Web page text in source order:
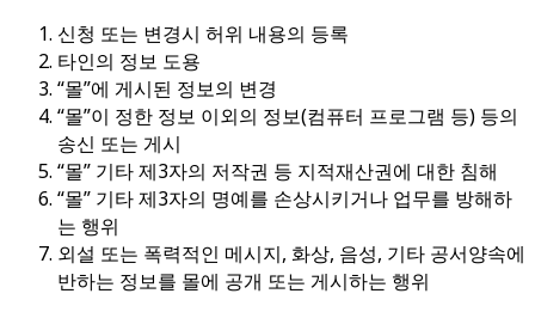
신청 또는 변경시 허위 내용의 등록
타인의 정보 도용
“몰”에 게시된 정보의 변경
“몰”이 정한 정보 이외의 정보(컴퓨터 프로그램 등) 등의
송신 또는 게시
“몰” 기타 제3자의 저작권 등 지적재산권에 대한 침해
“몰” 기타 제3자의 명예를 손상시키거나 업무를 방해하
는 행위
외설 또는 폭력적인 메시지, 화상, 음성, 기타 공서양속에
반하는 정보를 몰에 공개 또는 게시하는 행위